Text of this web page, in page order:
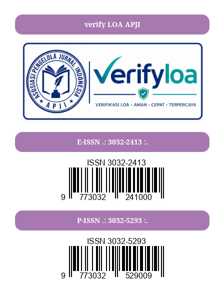
verify LOA APJI
E-ISSN .: 3032-2413 :.
P-ISSN .: 3032-5293 :.